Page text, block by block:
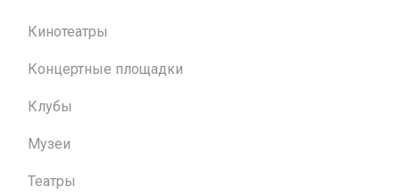
Кинотеатры
Концертные площадки
Клубы
Музеи
Театры